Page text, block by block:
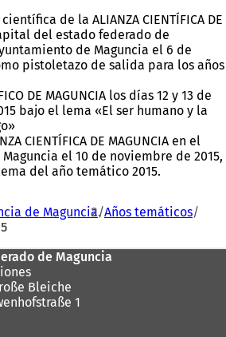
de la ALIANZA CIENTÍFICA DE
del estado federado de
de Maguncia el 6 de
pistoletazo de salida para los años
DE MAGUNCIA los días 12 y 13 de
bajo el lema «El ser humano y la
CIENTÍFICA DE MAGUNCIA en el
el 10 de noviembre de 2015,
del año temático 2015.
de Maguncia Años temáticos
de Maguncia
Bleiche
1